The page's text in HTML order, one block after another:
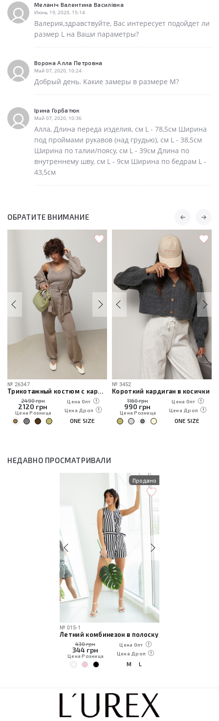
Меланіч Валентина Василівна
Июнь 19, 2020, 15:14
Валерия,здравствуйте, Вас интересует подойдет ли
размер L на Ваши параметры?
Ворона Алла Петровна
Май 07, 2020, 10:24
Добрый день. Какие замеры в размере М?
Ірина Горбатюк
Май 07, 2020, 10:36
Алла, Длина переда изделия, см L - 78,5см Ширина
под проймами рукавов (над грудью), см L - 38,5см
Ширина по талии/поясу, см L - 39см Длина по
внутреннему шву, см L - 9см Ширина по бедрам L -
43,5см
ОБРАТИТЕ ВНИМАНИЕ
№ 26347
Трикотажный костюм с кардиганом, топом и брюками
2490 грн
2120 грн
Цена Розница
Цена Опт
Цена Дроп
ONE SIZE
№ 3452
Короткий кардиган в косички
1160 грн
990 грн
Цена Розница
Цена Опт
Цена Дроп
ONE SIZE
НЕДАВНО ПРОСМАТРИВАЛИ
Продано
№ 015-1
Летний комбинезон в полоску
430 грн
344 грн
Цена Розница
Цена Опт
Цена Дроп
M L